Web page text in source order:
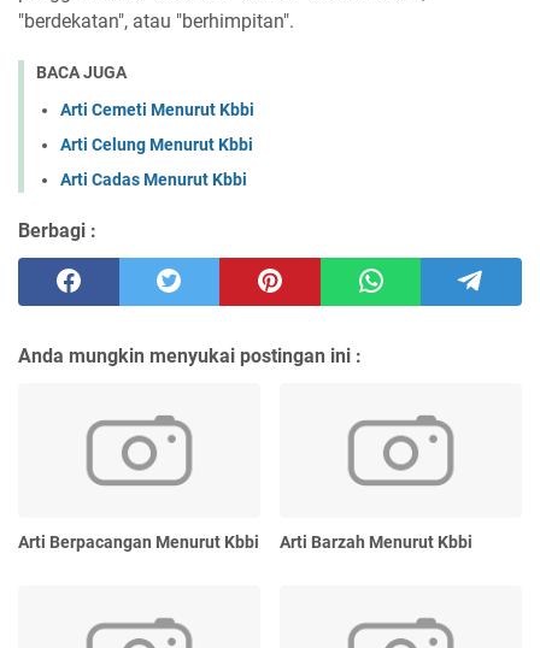
"berdekatan", atau "berhimpitan".
BACA JUGA
Arti Cemeti Menurut Kbbi
Arti Celung Menurut Kbbi
Arti Cadas Menurut Kbbi
Berbagi :
Anda mungkin menyukai postingan ini :
Arti Berpacangan Menurut Kbbi Arti Barzah Menurut Kbbi